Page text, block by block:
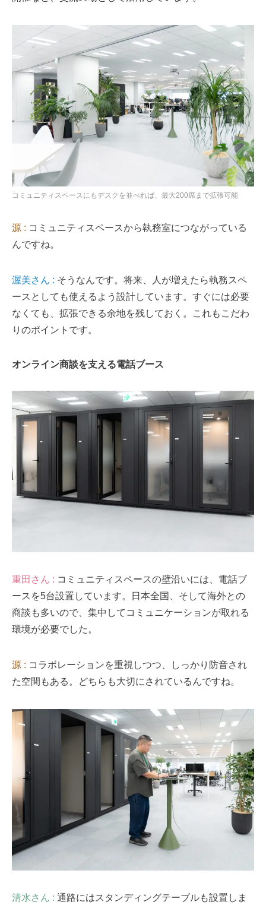
コミュニティスペースにもデスクを並べれば、最大200席まで拡張可能
源 : コミュニティスペースから執務室につながっている
んですね。
渥美さん : そうなんです。将来、人が増えたら執務スペ
ースとしても使えるよう設計しています。すぐには必要
なくても、拡張できる余地を残しておく。これもこだわ
りのポイントです。
オンライン商談を支える電話ブース
重田さん : コミュニティスペースの壁沿いには、電話ブ
ースを5台設置しています。日本全国、そして海外との
商談も多いので、集中してコミュニケーションが取れる
環境が必要でした。
源 : コラボレーションを重視しつつ、しっかり防音され
た空間もある。どちらも大切にされているんですね。
清水さん : 通路にはスタンディングテーブルも設置しま